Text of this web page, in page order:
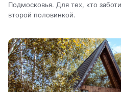
Подмосковья. Для тех, кто
второй половинкой.